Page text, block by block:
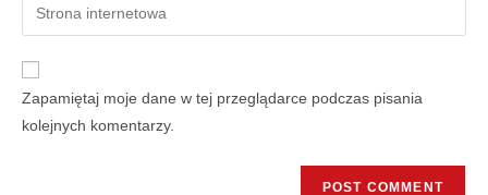
Zapamiętaj moje dane w tej przeglądarce podczas pisania
kolejnych komentarzy.